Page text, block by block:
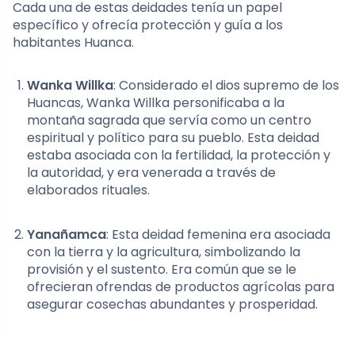
Cada una de estas deidades tenía un papel
específico y ofrecía protección y guía a los
habitantes Huanca.
Wanka Willka: Considerado el dios supremo de los
Huancas, Wanka Willka personificaba a la
montaña sagrada que servía como un centro
espiritual y político para su pueblo. Esta deidad
estaba asociada con la fertilidad, la protección y
la autoridad, y era venerada a través de
elaborados rituales.
Yanañamca: Esta deidad femenina era asociada
con la tierra y la agricultura, simbolizando la
provisión y el sustento. Era común que se le
ofrecieran ofrendas de productos agrícolas para
asegurar cosechas abundantes y prosperidad.